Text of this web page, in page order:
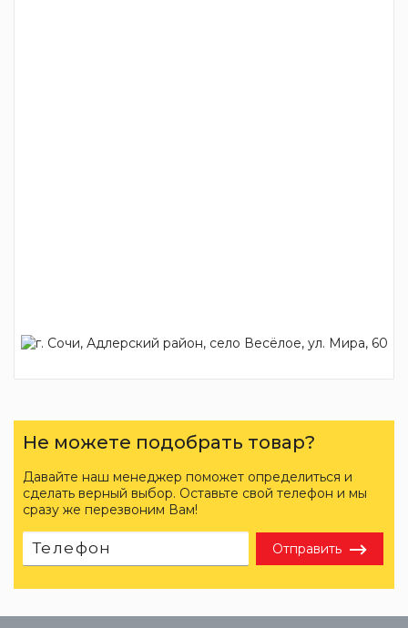
Не можете подобрать товар?
Давайте наш менеджер поможет определиться и
сделать верный выбор. Оставьте свой телефон и мы
сразу же перезвоним Вам!
Отправить